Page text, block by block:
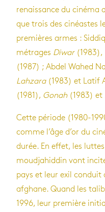
renaissance du cinéma
que trois des cinéastes
premières armes :
métrages Diwar (1983),
(1987) ; Abdel Wahed
Lahzara(1983) et Latif
(1981), Gonah (1983) et
Cette période (1980-
comme l’âge d’or du
durée. En effet, les
moudjahiddin vont
pays et leur exil
afghane. Quand les
1996, leur première